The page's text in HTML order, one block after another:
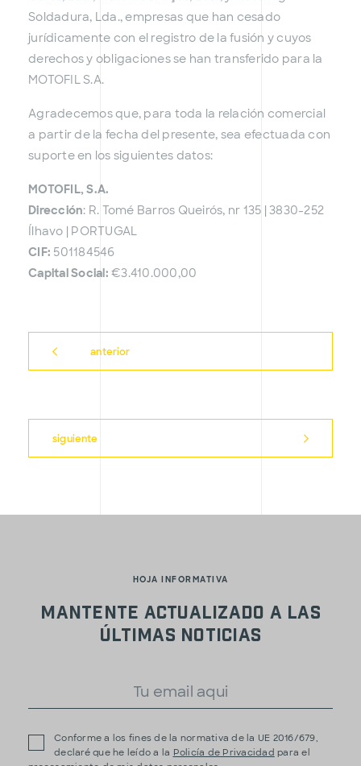
Soldadura, Lda., empresas que han cesado
jurídicamente con el registro de la fusión y cuyos
derechos y obligaciones se han transferido para la
MOTOFIL S.A.
Agradecemos que, para toda la relación comercial
a partir de la fecha del presente, sea efectuada con
suporte en los siguientes datos:
MOTOFIL, S.A.
Dirección: R. Tomé Barros Queirós, nr 135 | 3830-252
Ílhavo | PORTUGAL
CIF: 501184546
Capital Social: €3.410.000,00
anterior
siguiente
HOJA INFORMATIVA
Mantente actualizado a las
últimas noticias
Conforme a los fines de la normativa de la UE 2016/679,
declaré que he leído a la Policía de Privacidad para el